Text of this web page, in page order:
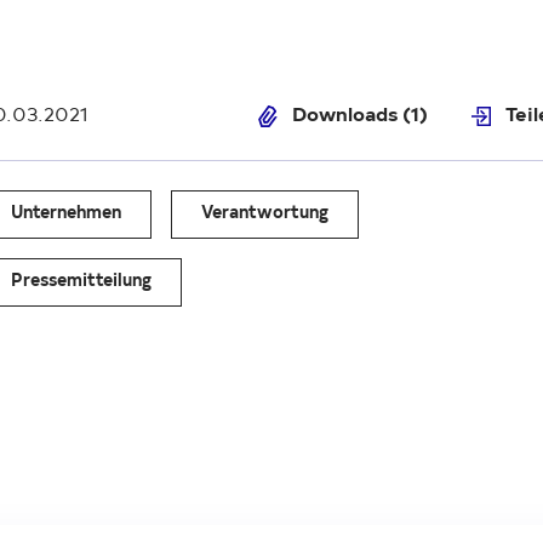
Downloads (1)
Unternehmen Verantwortung
Pressemitteilung